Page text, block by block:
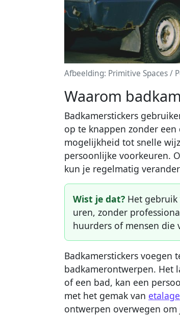
Afbeelding: Primitive Spaces /
Waarom
Badkamerstickers
op te knappen zonder
mogelijkheid tot snelle
persoonlijke voorkeuren.
kun je regelmatig
Wist je dat? Het
uren, zonder
huurders of mensen die
Badkamerstickers voegen
badkamerontwerpen. Het
of een bad, kan een
met het gemak van
ontwerpen overwegen